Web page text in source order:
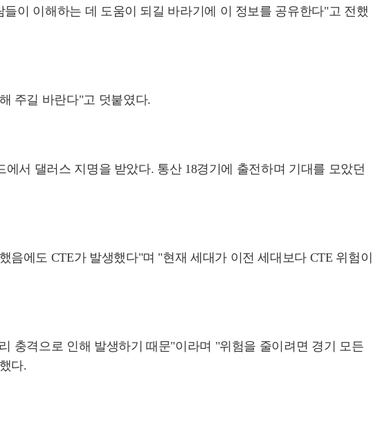
이 이해하는 데 도움이 되길 바라기에 이 정보를 공유한다"고 전했
주길 바란다"고 덧붙였다.
서 댈러스 지명을 받았다. 통산 18경기에 출전하며 기대를 모았던
에도 CTE가 발생했다"며 "현재 세대가 이전 세대보다 CTE 위험이
충격으로 인해 발생하기 때문"이라며 "위험을 줄이려면 경기 모든
다.